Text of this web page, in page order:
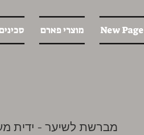
New Page מוצרי פארם
מברשת לשיער - ידית